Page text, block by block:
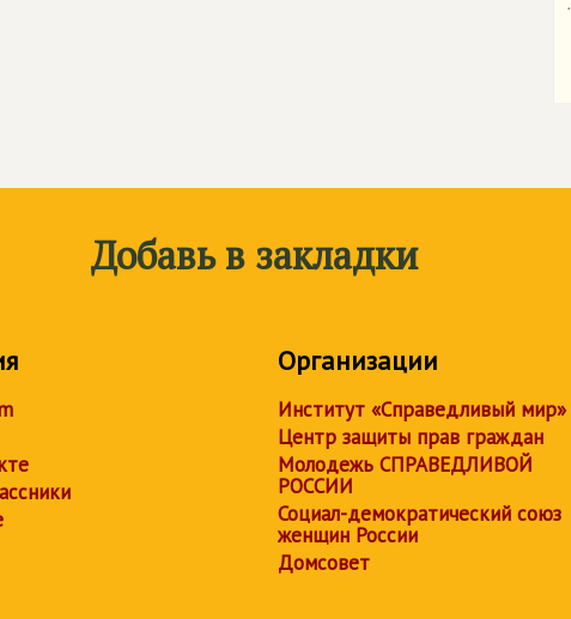
˙
Добавь в закладки
Организации
Институт «Справедливый мир»
Центр защиты прав граждан
Молодежь СПРАВЕДЛИВОЙ
РОССИИ
Социал-демократический союз
женщин России
Домсовет